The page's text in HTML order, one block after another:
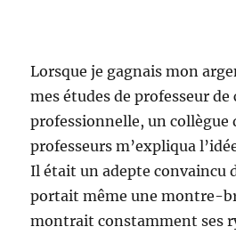
Lorsque je gagnais mon
mes études de professeur de
professionnelle, un collègue
professeurs m’expliqua
Il était un adepte convaincu
portait même une montre-
montrait constamment ses